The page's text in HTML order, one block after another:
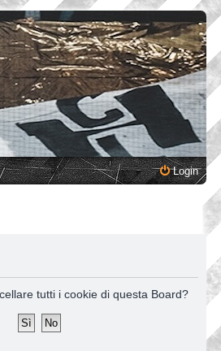
Login
tutti i cookie di questa Board?